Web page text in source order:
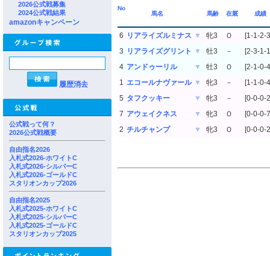
2026公式戦募集
2024公式戦結果
amazonキャンペーン
履歴消去
公式戦って何？
2026公式戦概要
自由指名2026
入札式2026-ホワイトC
入札式2026-シルバーC
入札式2026-ゴールドC
スタリオンカップ2026
自由指名2025
入札式2025-ホワイトC
入札式2025-シルバーC
入札式2025-ゴールドC
スタリオンカップ2025
No
馬名
馬齢 在厩 成績
6 リアライズルミナス ▼ 牝3 Ｏ
[1-1-2-
3 リアライズグリント ▼ 牡3 －
[2-3-1-
4 アンドゥーリル ▼ 牡3 Ｏ
[2-1-0-
1 エコールナヴァール ▼ 牝3 －
[1-1-0-
5 タフクッキー ▼ 牝3 －
[0-0-0-
7 アウェイクネス ▼ 牝3 Ｏ
[0-0-0-
2 チルチャンプ ▼ 牝3 Ｏ [0-0-0-